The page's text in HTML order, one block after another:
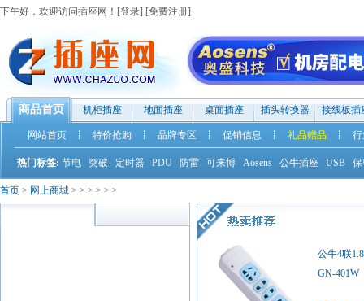
下午好，欢迎访问插座网！[登录] [免费注册]
商品首页 机柜插座 地面插座 桌面插座 插头转换器 接线板插
网站首页 特价抢购 品牌专区 促销信息 礼品赠品
热门标签: 节电 突破 定时器 PDU 防雷 可来博 Aosens 公牛插座 USB
首页 > 网上商城 > > > > > >
公牛4联
GN-401W